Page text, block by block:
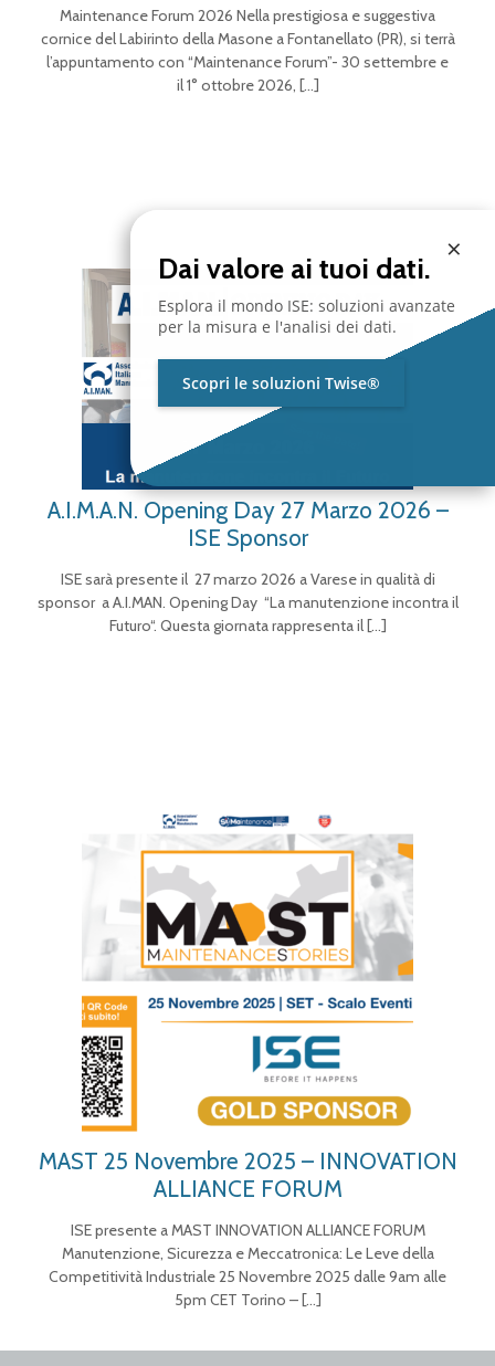
Maintenance Forum 2026 Nella prestigiosa e suggestiva
cornice del Labirinto della Masone a Fontanellato (PR), si terrà
l’appuntamento con “Maintenance Forum”- 30 settembre e
il 1° ottobre 2026, […]
A.I.M.A.N. Opening Day 27 Marzo 2026 –
ISE Sponsor
ISE sarà presente il 27 marzo 2026 a Varese in qualità di
sponsor a A.I.MAN. Opening Day “La manutenzione incontra il
Futuro“. Questa giornata rappresenta il[…]
MAST 25 Novembre 2025 – INNOVATION
ALLIANCE FORUM
ISE presente a MAST INNOVATION ALLIANCE FORUM
Manutenzione, Sicurezza e Meccatronica: Le Leve della
Competitività Industriale 25 Novembre 2025 dalle 9am alle
5pm CET Torino –[…]
×
Dai valore ai tuoi dati.
Esplora il mondo ISE: soluzioni avanzate
per la misura e l'analisi dei dati.
Scopri le soluzioni Twise®